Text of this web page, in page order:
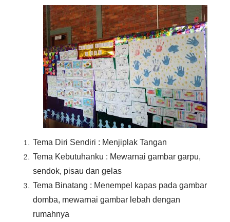
Tema Diri Sendiri : Menjiplak Tangan
Tema Kebutuhanku : Mewarnai gambar garpu,
sendok, pisau dan gelas
Tema Binatang : Menempel kapas pada gambar
domba, mewarnai gambar lebah dengan
rumahnya